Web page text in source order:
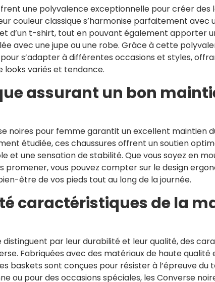
une polyvalence exceptionnelle pour créer des
couleur classique s’harmonise parfaitement avec
d’un t-shirt, tout en pouvant également apporter
avec une jupe ou une robe. Grâce à cette
s’adapter à différentes occasions et styles,
looks variés et tendance.
assurant un bon
noires pour femme garantit un excellent maintien
étudiée, ces chaussures offrent un soutien
et une sensation de stabilité. Que vous soyez en
vous pouvez compter sur le design
être de vos pieds tout au long de la journée.
caractéristiques de la
distinguent par leur durabilité et leur qualité, des
Fabriquées avec des matériaux de haute qualité
baskets sont conçues pour résister à l’épreuve du
ou pour des occasions spéciales, les Converse